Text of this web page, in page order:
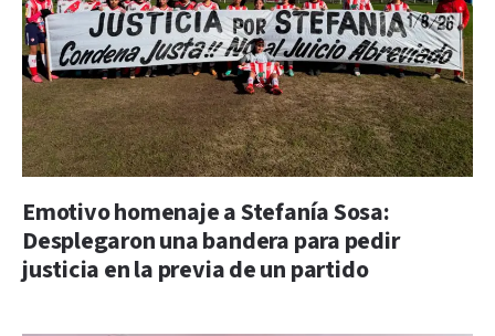
Emotivo homenaje a Stefanía Sosa:
Desplegaron una bandera para pedir
justicia en la previa de un partido